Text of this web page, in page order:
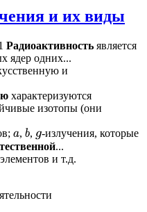
и их виды
Радиоактивность является
ядер одних...
и
характеризуются
изотопы (они
a,b, g-излучения, которые
...
и т.д.